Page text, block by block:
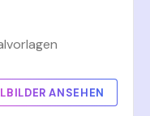
ANSEHEN